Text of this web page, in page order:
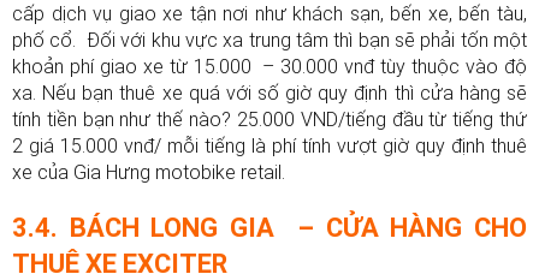
cấp dịch vụ giao xe tận nơi như khách sạn, bến xe, bến tàu,
phố cổ. Đối với khu vực xa trung tâm thì bạn sẽ phải tốn một
khoản phí giao xe từ 15.000 – 30.000 vnđ tùy thuộc vào độ
xa. Nếu bạn thuê xe quá với số giờ quy định thì cửa hàng sẽ
tính tiền bạn như thế nào? 25.000 VND/tiếng đầu từ tiếng thứ
2 giá 15.000 vnđ/ mỗi tiếng là phí tính vượt giờ quy định thuê
xe của Gia Hưng motobike retail.
3.4. BÁCH LONG GIA – CỬA HÀNG CHO
THUÊ XE EXCITER